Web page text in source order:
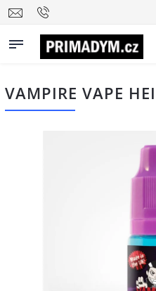
VAMPIRE VAPE